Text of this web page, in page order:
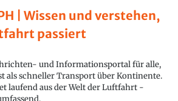
| Wissen und verstehen,
passiert
und Informationsportal für alle,
als schneller Transport über Kontinente.
laufend aus der Welt der Luftfahrt -